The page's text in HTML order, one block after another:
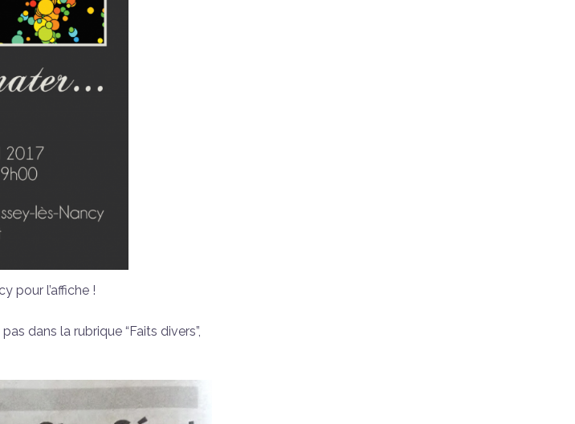
pour l’affiche !
dans la rubrique “Faits divers”,